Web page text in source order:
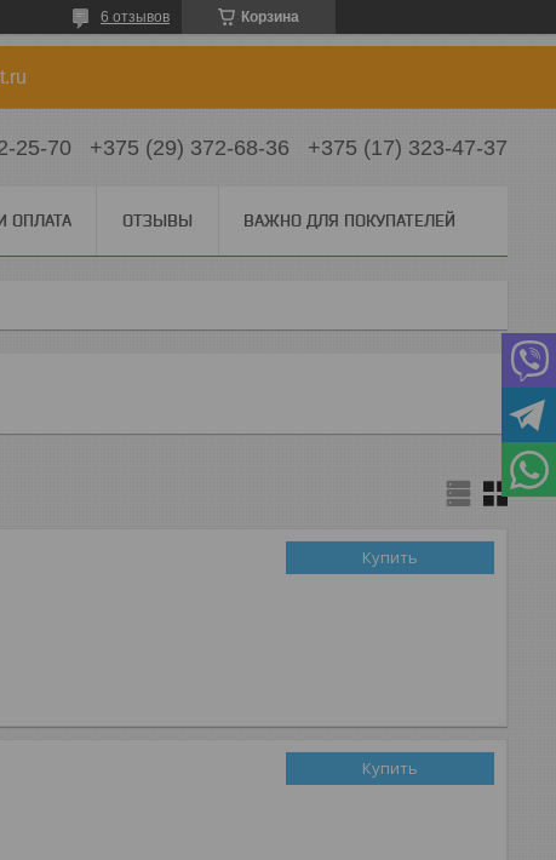
Корзина
6 отзывов
25-70 +375 (29) 372-68-36 +375 (17) 323-47-37
ОПЛАТА ОТЗЫВЫ ВАЖНО ДЛЯ ПОКУПАТЕЛЕЙ
Купить
Купить